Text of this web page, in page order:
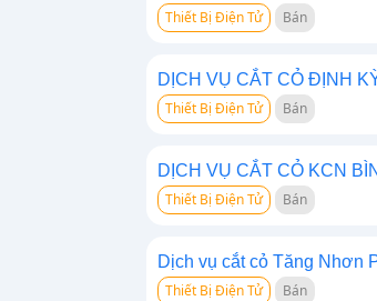
Thiết Bị Điện Tử Bán
DỊCH VỤ CẮT CỎ ĐỊNH
Thiết Bị Điện Tử Bán
DỊCH VỤ CẮT CỎ KCN
Thiết Bị Điện Tử Bán
Dịch vụ cắt cỏ Tăng Nhơn
Thiết Bị Điện Tử Bán